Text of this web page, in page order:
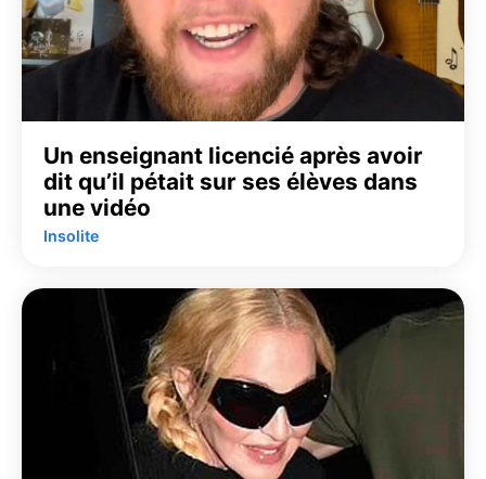
Un enseignant licencié après avoir
dit qu’il pétait sur ses élèves dans
une vidéo
Insolite